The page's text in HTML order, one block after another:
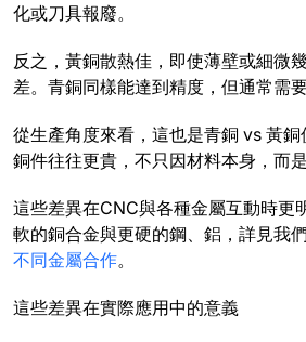
化或刀具報廢。
反之，黃銅散熱佳，即使薄壁或細微
差。青銅同樣能達到精度，但通常需
從生產角度來看，這也是青銅 vs 黃
銅件往往更貴，不只因材料本身，而
這些差異在CNC與各種金屬互動時更
軟的銅合金與更硬的鋼、鋁，詳見我
不同金屬合作。
這些差異在實際應用中的意義